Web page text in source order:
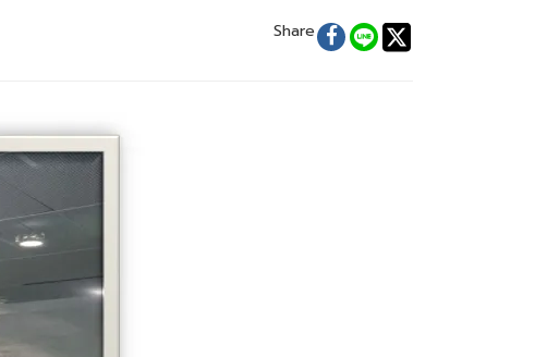
Share